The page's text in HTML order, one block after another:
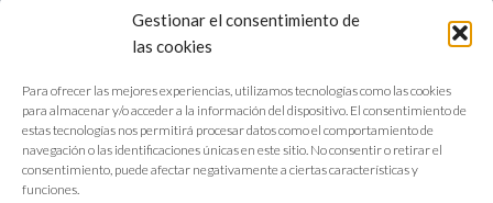
Gestionar el consentimiento de
las cookies
Para ofrecer las mejores experiencias, utilizamos tecnologías como las cookies
para almacenar y/o acceder a la información del dispositivo. El consentimiento de
estas tecnologías nos permitirá procesar datos como el comportamiento de
navegación o las identificaciones únicas en este sitio. No consentir o retirar el
consentimiento, puede afectar negativamente a ciertas características y
funciones.